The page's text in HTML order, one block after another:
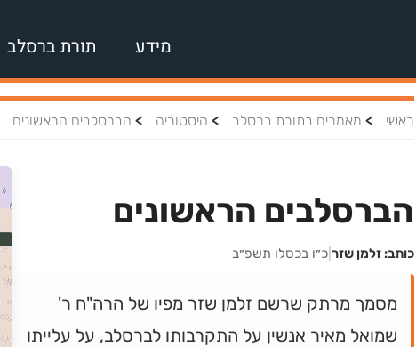
מידע תורת ברסלב
ראשי > מאמרים בתורת ברסלב > היסטוריה > הברסלבים הראשונים
הברסלבים הראשונים
כותב: זלמן שזר כ״ו בכסלו תשפ״ב
מסמך מרתק שרשם זלמן שזר מפיו של הרה"ח ר'
שמואל מאיר אנשין על התקרבותו לברסלב, על עלייתו